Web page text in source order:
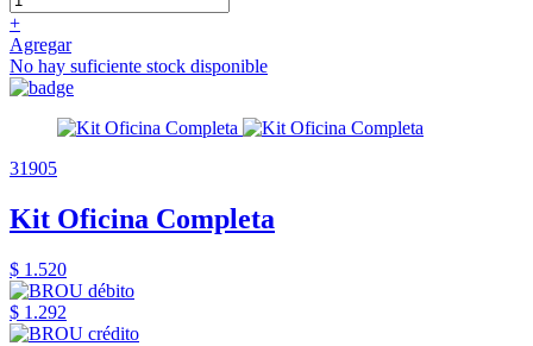
+
Agregar
No hay suficiente stock disponible
31905
Kit Oficina Completa
$ 1.520
$ 1.292